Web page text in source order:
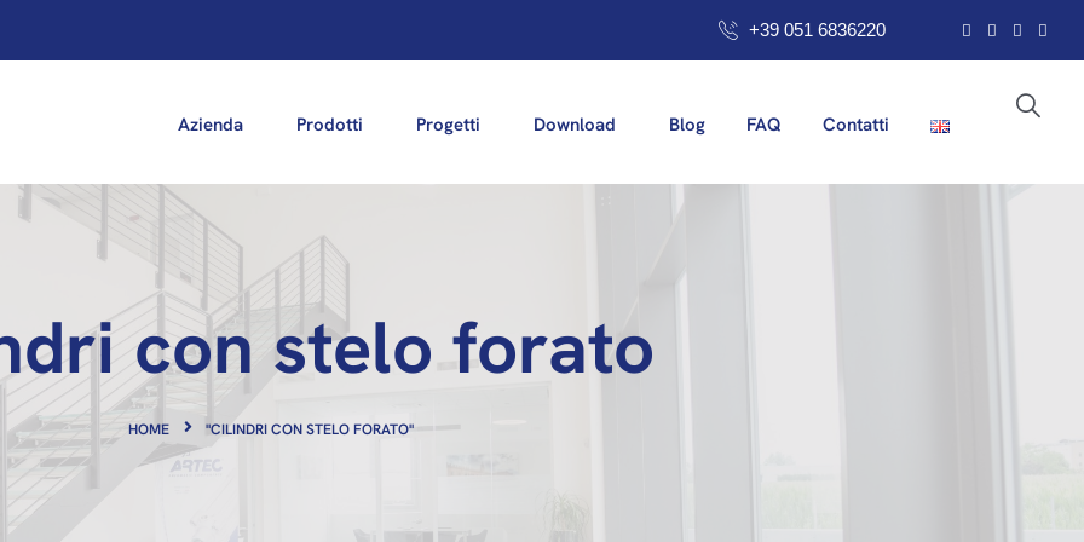
+39 051 6836220
Azienda Prodotti Progetti Download Blog FAQ Contatti
con stelo forato
HOME "CILINDRI CON STELO FORATO"